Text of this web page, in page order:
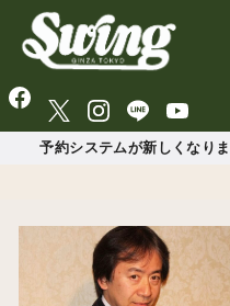
予約システムが新しくなり